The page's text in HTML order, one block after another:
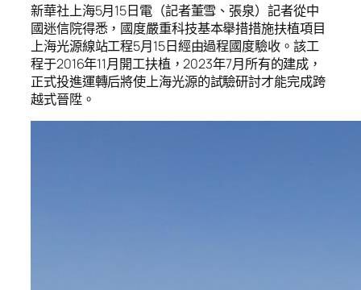
新華社上海5月15日電（記者董雪、張泉）記者從中
國迷信院得悉，國度嚴重科技基本舉措措施扶植項目
上海光源線站工程5月15日經由過程國度驗收。該工
程于2016年11月開工扶植，2023年7月所有的建成，
正式投進運轉后將使上海光源的試驗研討才能完成跨
越式晉陞。